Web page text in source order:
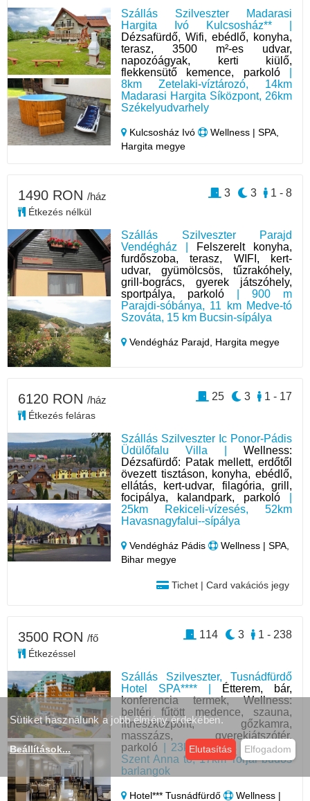
Szállás Szilveszter Madarasi
Hargita Ivó Kulcsosház** |
Dézsafürdő, Wifi, ebédlő, konyha,
terasz, 3500 m²-es udvar,
napozóágyak, kerti kiülő,
flekkensütő kemence, parkoló|
8km Zetelaki-víztározó, 14km
Madarasi Hargita Síközpont, 26km
Székelyudvarhely
Kulcsosház Ivó
Wellness | SPA,
Hargita megye
Szállás Szilveszter Parajd
Vendégház |
Felszerelt konyha,
furdőszoba, terasz, WIFI, kert-
udvar, gyümölcsös, tűzrakóhely,
grill-bogrács, gyerek játszóhely,
sportpálya, parkoló | 900 m
Parajdi-sóbánya, 11 km Medve-tó
Szováta, 15 km Bucsin-sípálya
Vendégház Parajd, Hargita megye
1490 RON /ház
Étkezés nélkül
1 - 8
3
3
Szállás Szilveszter Ic Ponor-Pádis
Üdülőfalu Villa | Wellness:
Dézsafürdő: Patak mellett, erdőtől
övezett tisztáson, konyha, ebédlő,
ellátás, kert-udvar, filagória, grill,
focipálya, kalandpark, parkoló
25km Rekiceli-vízesés, 52km
Havasnagyfalui--sípálya
Vendégház Pádis
Wellness | SPA,
Bihar megye
Tichet | Card vakációs jegy
6120 RON /ház
Étkezés feláras
1 - 17
3
25
Szállás Szilveszter, Tusnádfürdő
Hotel SPA**** |
Étterem, bár,
konferencia termek, Wellness:
beltéri fűtött medence, szauna,
fitneszközpont, gőzkamra,
masszázs, gyerekjátszótér,
parkoló | 23km Mohos láp, 23km
Szent Anna tó, 17km Torjai büdös
barlangok
Hotel*** Tusnádfürdő Wellness |
3500 RON /fő
Étkezéssel
1 - 238
3
114
Sütiket használunk a jobb élmény érdekében.
Beállítások... Elutasítás Elfogadom